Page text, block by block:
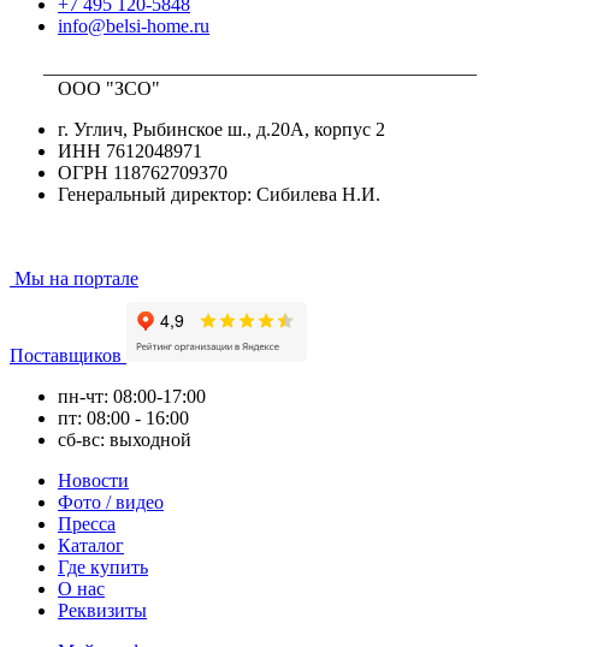
+7 495 120-5848
info@belsi-home.ru
ООО "ЗСО"
г. Углич, Рыбинское ш., д.20А, корпус 2
ИНН 7612048971
ОГРН 118762709370
Генеральный директор: Сибилева Н.И.
Мы на портале
Поставщиков
пн-чт: 08:00-17:00
пт: 08:00 - 16:00
сб-вс: выходной
Новости
Фото / видео
Пресса
Каталог
Где купить
О нас
Реквизиты